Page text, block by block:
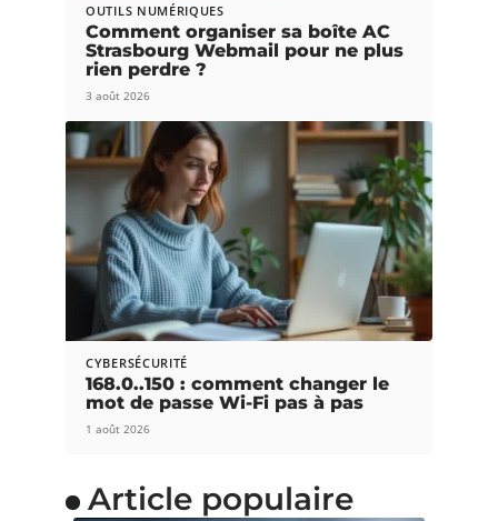
OUTILS NUMÉRIQUES
Comment organiser sa boîte AC
Strasbourg Webmail pour ne plus
rien perdre ?
3 août 2026
CYBERSÉCURITÉ
168.0..150 : comment changer le
mot de passe Wi-Fi pas à pas
1 août 2026
Article populaire